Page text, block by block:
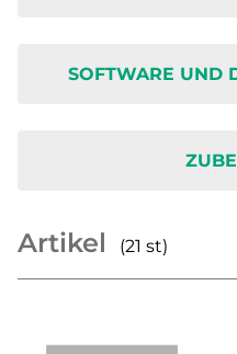
SOFTWARE UND
Artikel (21 st)